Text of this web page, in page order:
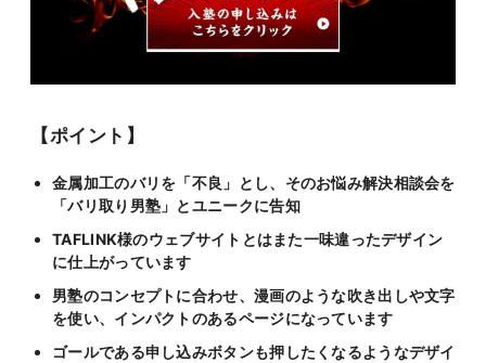
【ポイント】
金属加工のバリを「不良」とし、そのお悩み解決相談会を
「バリ取り男塾」とユニークに告知
TAFLINK様のウェブサイトとはまた一味違ったデザイン
に仕上がっています
男塾のコンセプトに合わせ、漫画のような吹き出しや文字
を使い、インパクトのあるページになっています
ゴールである申し込みボタンも押したくなるようなデザイ